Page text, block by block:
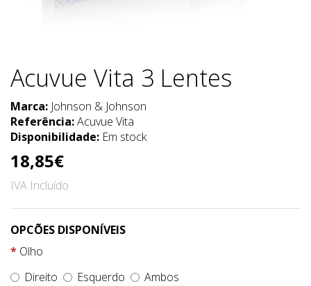
Acuvue Vita 3 Lentes
Marca: Johnson & Johnson
Referência:Acuvue Vita
Disponibilidade: Em stock
18,85€
IVA Incluído
OPCÕES DISPONÍVEIS
Olho
Direito
Esquerdo Ambos